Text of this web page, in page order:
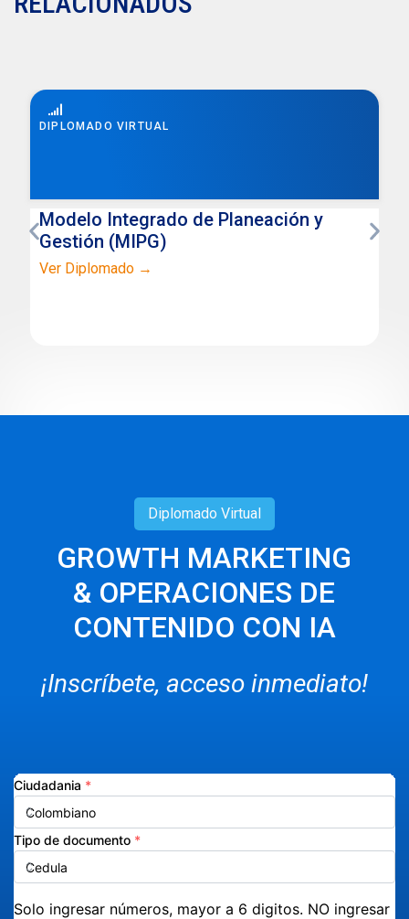
DIPLOMADO VIRTUAL
Modelo Integrado de Planeación y
Gestión (MIPG)
Ver Diplomado →
Diplomado Virtual
GROWTH MARKETING
& OPERACIONES DE
CONTENIDO CON IA
¡Inscríbete, acceso inmediato!